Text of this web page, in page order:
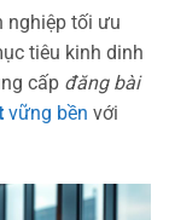
nghiệp tối ưu
tiêu kinh dinh
cấp đăng bài
vững bền với